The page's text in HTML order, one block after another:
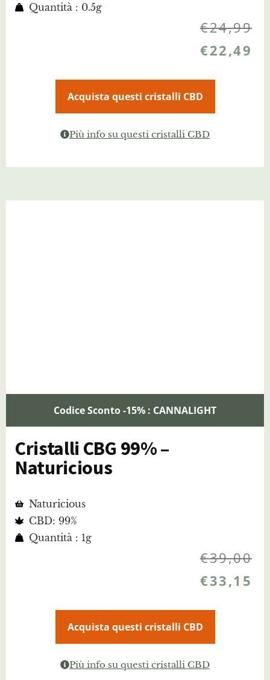
Quantità : 0.5g
€24,99
€22,49
Acquista questi cristalli CBD
Più info su questi cristalli CBD
Codice Sconto -15% : CANNALIGHT
Cristalli CBG 99% –
Naturicious
Naturicious
CBD: 99%
Quantità : 1g
€39,00
€33,15
Acquista questi cristalli CBD
Più info su questi cristalli CBD